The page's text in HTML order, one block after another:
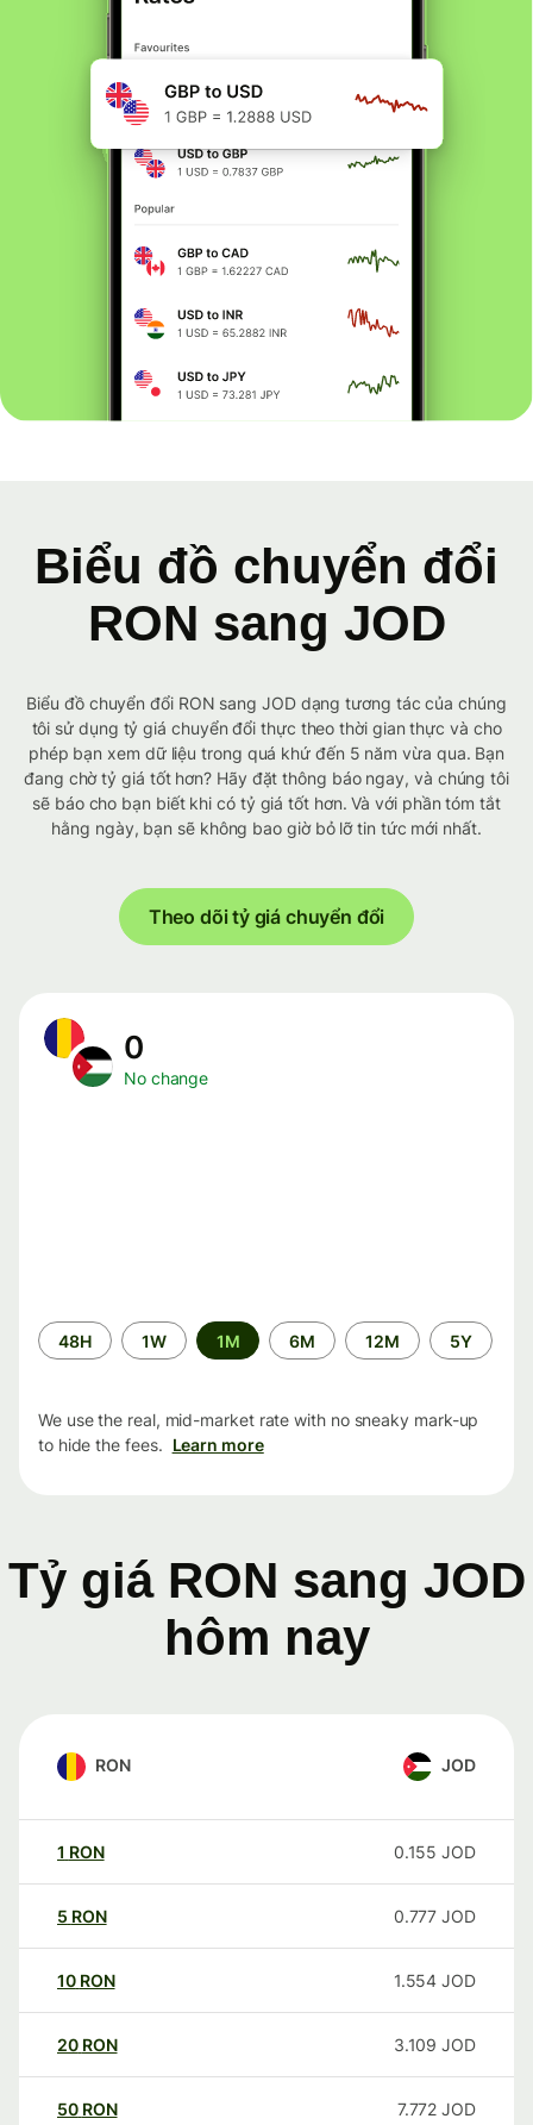
Biểu đồ chuyển đổi
RON sang JOD
Biểu đồ chuyển đổi RON sang JOD dạng tương tác của chúng
tôi sử dụng tỷ giá chuyển đổi thực theo thời gian thực và cho
phép bạn xem dữ liệu trong quá khứ đến 5 năm vừa qua. Bạn
đang chờ tỷ giá tốt hơn? Hãy đặt thông báo ngay, và chúng tôi
sẽ báo cho bạn biết khi có tỷ giá tốt hơn. Và với phần tóm tắt
hằng ngày, bạn sẽ không bao giờ bỏ lỡ tin tức mới nhất.
Theo dõi tỷ giá chuyển đổi
0
No change
Time
period
48H 1W 1M 6M 12M 5Y
We use the real, mid-market rate with no sneaky mark-up
to hide the fees. Learn more
Tỷ giá RON sang JOD
hôm nay
RON JOD
1 RON 0.155 JOD
5 RON 0.777 JOD
10 RON 1.554 JOD
20 RON 3.109 JOD
50 RON 7.772 JOD